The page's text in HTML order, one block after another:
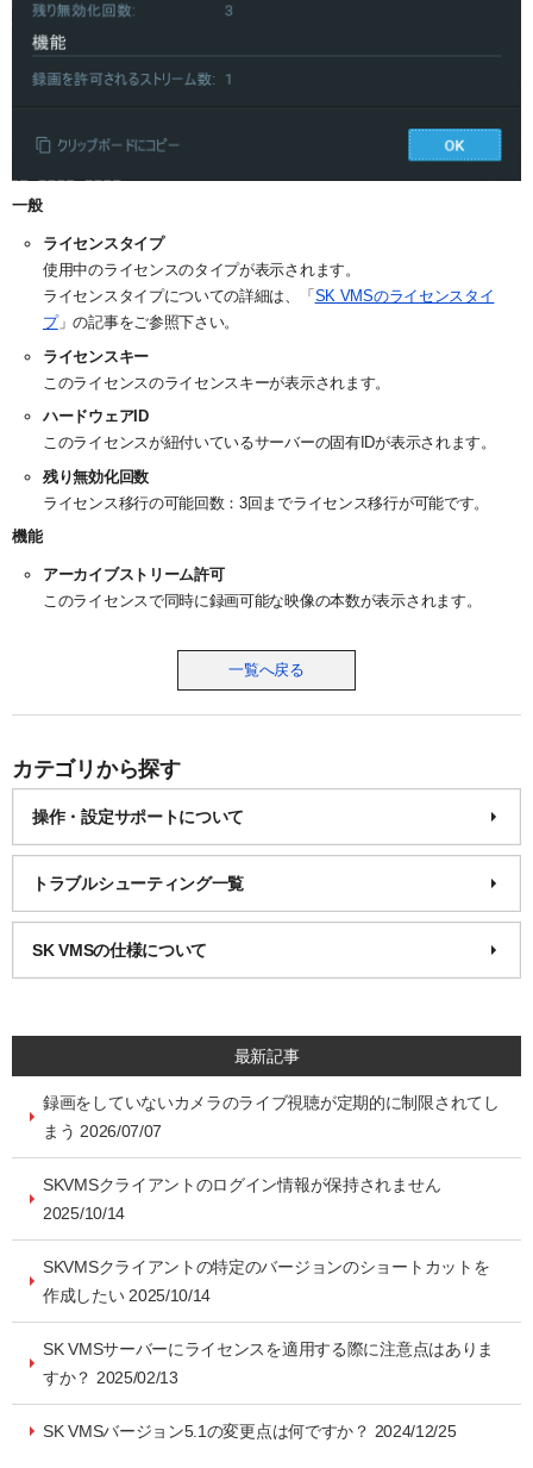
一般
ライセンスタイプ
使用中のライセンスのタイプが表示されます。
ライセンスタイプについての詳細は、「 SK VMSのライセンスタイ
プ」の記事をご参照下さい。
ライセンスキー
このライセンスのライセンスキーが表示されます。
ハードウェアID
このライセンスが紐付いているサーバーの固有IDが表示されます。
残り無効化回数
ライセンス移行の可能回数：3回までライセンス移行が可能です。
機能
アーカイブストリーム許可
このライセンスで同時に録画可能な映像の本数が表示されます。
一覧へ戻る
カテゴリから探す
操作・設定サポートについて
トラブルシューティング一覧
SK VMSの仕様について
最新記事
録画をしていないカメラのライブ視聴が定期的に制限されてし
まう 2026/07/07
SKVMSクライアントのログイン情報が保持されません
2025/10/14
SKVMSクライアントの特定のバージョンのショートカットを
作成したい 2025/10/14
SK VMSサーバーにライセンスを適用する際に注意点はありま
すか？ 2025/02/13
SK VMSバージョン5.1の変更点は何ですか？ 2024/12/25